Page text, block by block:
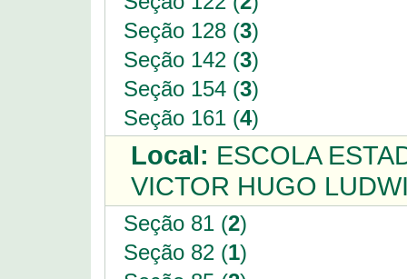
Seção 128 (3)
Seção 142 (3)
Seção 154 (3)
Seção 161 (4)
Local: ESCOLA
VICTOR HUGO
Seção 81 (2)
Seção 82 (1)